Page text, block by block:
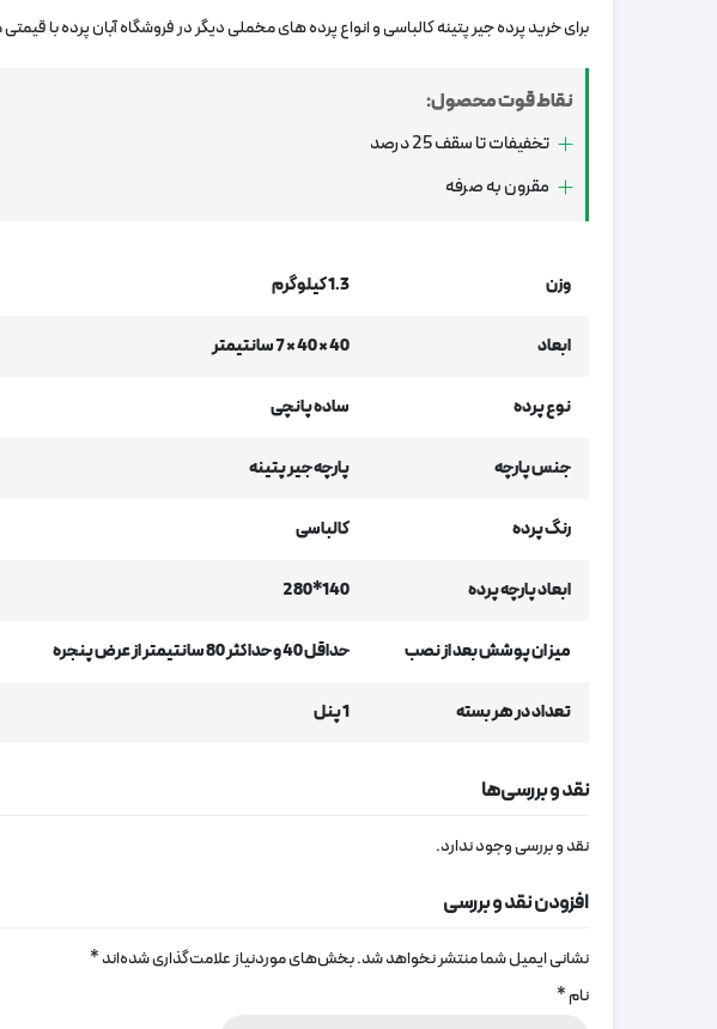
برای خرید پرده جیر پتینه کالباسی و انواع پرده های مخملی دیگر در فروشگاه آبان پرده با
نقاط قوت محصول:
تخفیفات تا سقف 25 درصد
مقرون به صرفه
وزن 1.3 کیلوگرم
ابعاد 40 × 40 × 7 سانتیمتر
نوع پرده ساده پانچی
جنس پارچه پارچه جیر پتینه
رنگ پرده کالباسی
ابعاد پارچه پرده 140*280
میزان پوشش بعد از نصب حداقل 40 و حداکثر 80 سانتیمتر از عرض پنجره
تعداد در هر بسته 1 پنل
نقد و بررسی‌ها
نقد و بررسی وجود ندارد.
افزودن نقد و بررسی
نشانی ایمیل شما منتشر نخواهد شد.بخش‌های موردنیاز علامت‌گذاری شده‌اند*
نام*